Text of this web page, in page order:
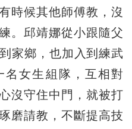
候其他師傅教，沒
。邱靖娜從小跟隨父
家鄉，也加入到練武
名女生組隊，互相對
沒守住中門，就被打
磨請教，不斷提高技